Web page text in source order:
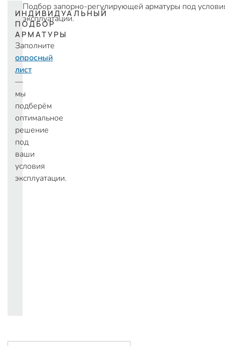
Подбор запорно-регулирующей арматуры под
эксплуатации.
Выбе р ите
ИНДИВИДУАЛЬНЫЙ
ПОДБОР
АРМАТУРЫ
Заполните
опросный
лист
—
мы
подберём
оптимальное
решение
под
ваши
условия
эксплуатации.